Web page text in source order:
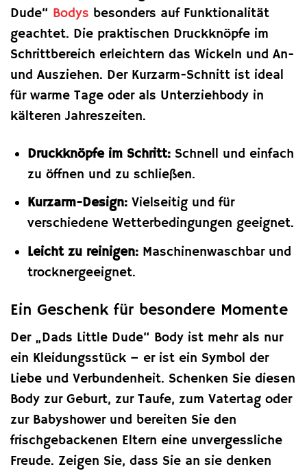
Dude“ Bodys besonders auf Funktionalität
geachtet. Die praktischen Druckknöpfe im
Schrittbereich erleichtern das Wickeln und An-
und Ausziehen. Der Kurzarm-Schnitt ist ideal
für warme Tage oder als Unterziehbody in
kälteren Jahreszeiten.
Druckknöpfe im Schritt:Schnell und einfach
zu öffnen und zu schließen.
Kurzarm-Design:Vielseitig und für
verschiedene Wetterbedingungen geeignet.
Leicht zu reinigen:Maschinenwaschbar und
trocknergeeignet.
Ein Geschenk für besondere Momente
Der „Dads Little Dude“ Body ist mehr als nur
ein Kleidungsstück – er ist ein Symbol der
Liebe und Verbundenheit. Schenken Sie diesen
Body zur Geburt, zur Taufe, zum Vatertag oder
zur Babyshower und bereiten Sie den
frischgebackenen Eltern eine unvergessliche
Freude. Zeigen Sie, dass Sie an sie denken